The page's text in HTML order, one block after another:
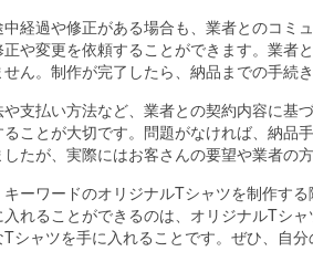
経過や修正がある場合も、業者とのコミ
や変更を依頼することができます。業者
ん。制作が完了したら、納品までの手続き
支払い方法など、業者との契約内容に基
ることが大切です。問題がなければ、納品
たが、実際にはお客さんの要望や業者の
キーワードのオリジナルTシャツを制作す
れることができるのは、オリジナルTシ
シャツを手に入れることです。ぜひ、自